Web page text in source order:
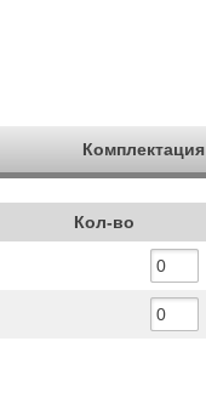
Комплектация
Кол-во